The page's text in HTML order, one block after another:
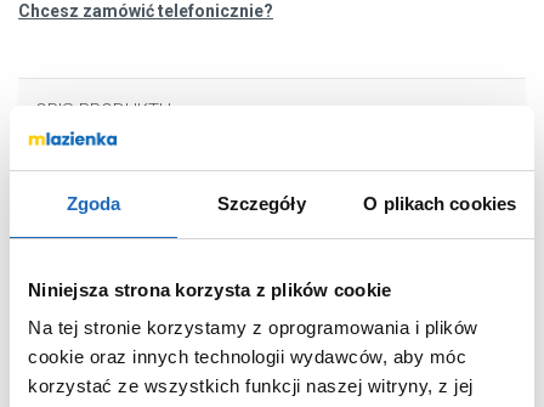
Zgoda Szczegóły O plikach cookies
Niniejsza strona korzysta z plików cookie
Na tej stronie korzystamy z oprogramowania i plików
cookie oraz innych technologii wydawców, aby móc
korzystać ze wszystkich funkcji naszej witryny, z jej
Chcesz zamówić telefonicznie?
OPIS PRODUKTU
Marka
Kod EAN
4017080825979
Wymiary z
opakowaniem
12 x 5 x 13 cm
Waga z opakowaniem
0,60 kg